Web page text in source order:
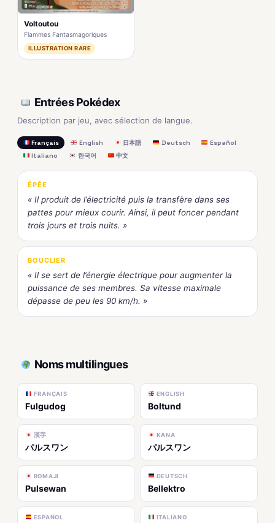
Voltoutou
Flammes Fantasmagoriques
ILLUSTRATION RARE
Entrées Pokédex
Description par jeu, avec sélection de langue.
Français English 日本語 Deutsch
Español
Italiano
한국어 中文
ÉPÉE
« Il produit de l’électricité puis la transfère dans ses
pattes pour mieux courir. Ainsi, il peut foncer pendant
trois jours et trois nuits. »
BOUCLIER
« Il se sert de l’énergie électrique pour augmenter la
puissance de ses membres. Sa vitesse maximale
dépasse de peu les 90 km/h. »
Noms multilingues
FRANÇAIS
Fulgudog
ENGLISH
Boltund
漢字
パルスワン
KANA
パルスワン
ROMAJI
Pulsewan
DEUTSCH
Bellektro
ESPAÑOL ITALIANO